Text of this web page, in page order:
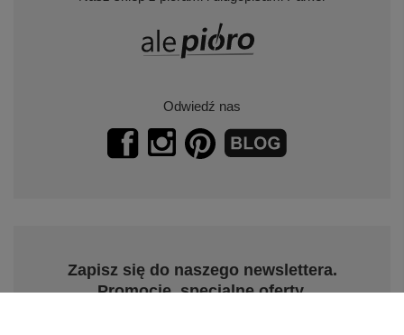
Nasz sklep z piórami i długopisami Parker